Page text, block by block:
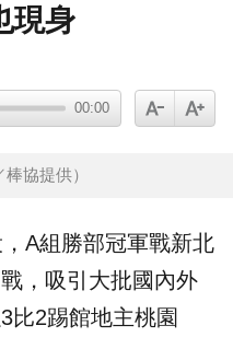
現身
00:00
協提供）
A組勝部冠軍戰新北
，吸引大批國內外
比2踢館地主桃園